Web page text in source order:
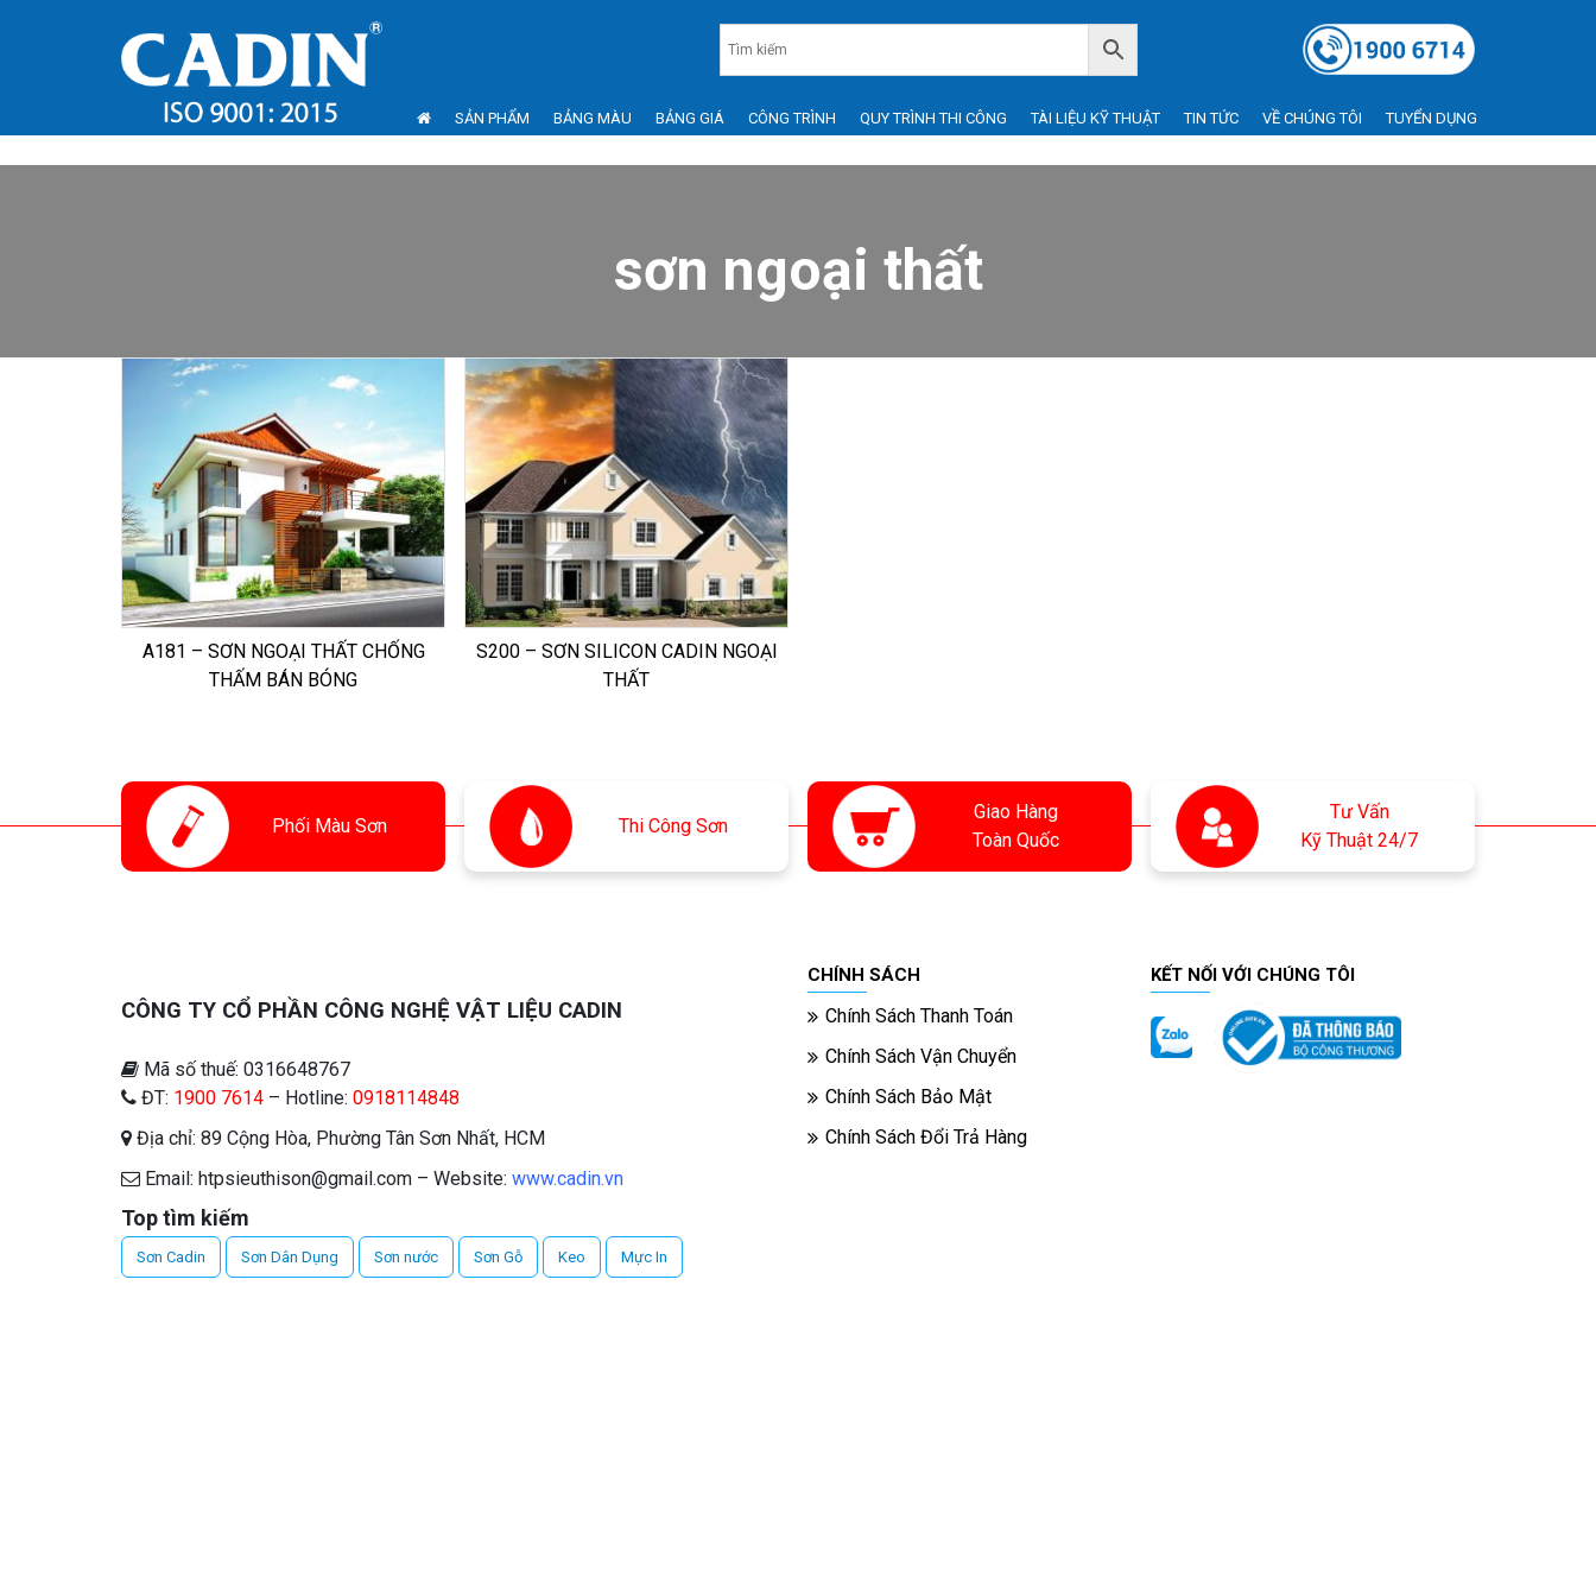
SẢN PHẨM BẢNG MÀU BẢNG GIÁ CÔNG TRÌNH QUY TRÌNH THI CÔNG TÀI LIỆU KỸ THUẬT TIN TỨC VỀ CHÚNG TÔI TUYỂN DỤNG
sơn ngoại thất
A181 – SƠN NGOẠI THẤT CHỐNG
THẤM BÁN BÓNG
S200 – SƠN SILICON CADIN NGOẠI
THẤT
Phối Màu Sơn ThiCông Sơn
Giao Hàng
Toàn Quốc
Tư Vấn
Kỹ Thuật 24/7
CÔNG TY CỔ PHẦN CÔNG NGHỆ VẬT LIỆU CADIN
Mã số thuế: 0316648767
ĐT: 1900 7614 – Hotline: 0918114848
Địa chỉ: 89 Cộng Hòa, Phường Tân Sơn Nhất, HCM
Email: htpsieuthison@gmail.com – Website: www.cadin.vn
Top tìm kiếm
Sơn Cadin Sơn Dân Dụng Sơn nước Sơn Gỗ Keo Mực In
CHÍNH SÁCH
Chính Sách Thanh Toán
Chính Sách Vận Chuyển
Chính Sách Bảo Mật
Chính Sách Đổi Trả Hàng
KẾT NỐI VỚI CHÚNG TÔI